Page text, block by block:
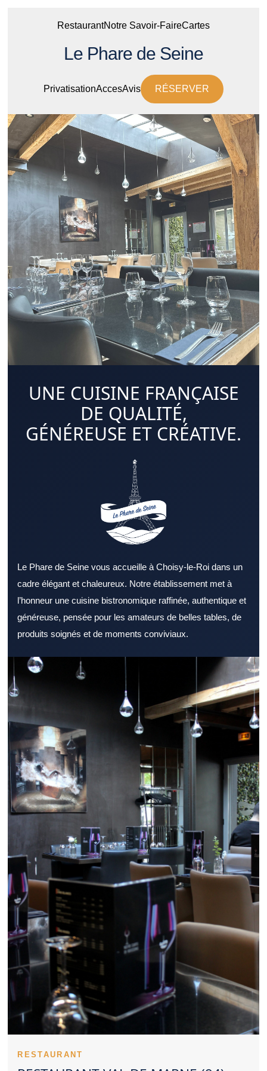
RestaurantNotre Savoir-FaireCartes
Le Phare de Seine
PrivatisationAccesAvis RÉSERVER
UNE CUISINE FRANÇAISE
DE QUALITÉ,
GÉNÉREUSE ET CRÉATIVE.
Le Phare de Seine vous accueille à Choisy-le-Roi dans un
cadre élégant et chaleureux. Notre établissement met à
l’honneur une cuisine bistronomique raffinée, authentique et
généreuse, pensée pour les amateurs de belles tables, de
produits soignés et de moments conviviaux.
Chercher un Restaurant Val de Marne réputé offre davantage de
chances de vivre une belle expérience. Un Restaurant Val de
Marne intéresse de nombreux gourmands à la recherche d’une
bonne table. L’atmosphère proposée par un Restaurant Val de
Marne compte autant que la cuisine. Une carte bien pensée
dans un Restaurant Val de Marne renforce l’intérêt des clients.
La cuisine d’un Restaurant Val de Marne gagne en saveur grâce
à des ingrédients frais. La qualité du service contribue
directement à l’image d’un Restaurant Val de Marne.
L’emplacement d’un Restaurant Val de Marne peut simplifier
l’organisation d’un repas. Lors d’un repas rapide, un Restaurant
Val de Marne bien rythmé fait la différence. Un dîner réussi
passe souvent par un Restaurant Val de Marne à l’ambiance
soignée. Pour recevoir des partenaires, un Restaurant Val de
Marne sérieux peut être pertinent. Un Restaurant Val de Marne
apprécié sait souvent équilibrer coût et qualité. Des plats
typiques permettent à un Restaurant Val de Marne de marquer
les esprits. La régularité des prestations valorise fortement un
Restaurant Val de Marne. Les notes et commentaires offrent un
aperçu concret d’un Restaurant Val de Marne. La cuisine d’un
Restaurant Val de Marne peut s’orienter vers la tradition ou
l’innovation. Réserver tôt un Restaurant Val de Marne aide à
obtenir le créneau souhaité. Pour une sortie avec enfants, un
Restaurant Val de Marne bien pensé est précieux. Un
Restaurant Val de Marne représente parfois un beau choix pour
un dîner en duo. Un Restaurant Val de Marne peut marquer les
esprits par le soin visuel apporté à ses plats. L’exigence en
matière d’hygiène valorise tout Restaurant Val de Marne.
Sélectionner un Restaurant Val de Marne demande de regarder
l’ensemble de l’expérience.
Un Restaurant Val de Marne peut construire une solide
réputation avec le temps. L’ambition d’un Restaurant Val de
Marne transparaît à travers son environnement. La présence
d’une équipe efficace aide un Restaurant Val de Marne à se
Restaurant Val de Marne. Le lancement du repas valorise
RESTAURANT